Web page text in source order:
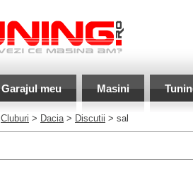
Garajul meu Masini
Cluburi > Dacia> Discutii > sal